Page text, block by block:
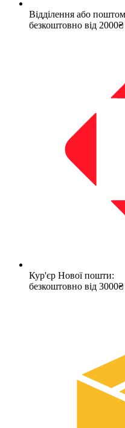
Відділення або
безкоштовно від 2000₴
Кур'єр Нової пошти:
безкоштовно від 3000₴